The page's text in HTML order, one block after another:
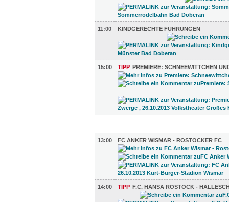
11:00 KINDGERECHTE FÜHRUNGEN
15:00 TIPP PREMIERE: SCHNEEWITTCHEN
13:00
FC ANKER WISMAR - ROSTOCKER FC
14:00 TIPP F.C. HANSA ROSTOCK -